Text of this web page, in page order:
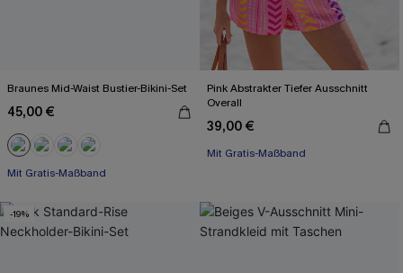
Braunes Mid-Waist Bustier-Bikini-Set
45,00 €
Mit Gratis-Maßband
Nahtlos
Pink Abstrakter Tiefer Ausschnitt
Overall
39,00 €
Mit Gratis-Maßband
Gesmokt
-19%